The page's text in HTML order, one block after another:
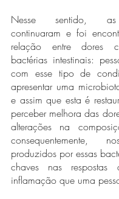
Nesse sentido, as
continuaram e foi
relação entre dores
bactérias intestinais:
com esse tipo de
apresentar uma
e assim que esta é
perceber melhora das
alterações na
consequentemente,
produzidos por essas
chaves nas
inflamação que uma